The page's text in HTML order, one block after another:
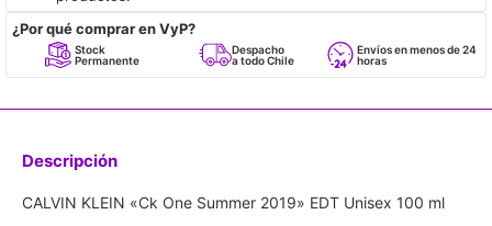
¿Por qué comprar en VyP?
Stock
Permanente
Despacho
a todo Chile
Envíos en menos de 24
horas
Descripción
CALVIN KLEIN «Ck One Summer 2019» EDT Unisex 100 ml